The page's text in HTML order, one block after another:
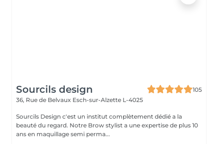
Sourcils design
105
36, Rue de Belvaux Esch-sur-Alzette L-4025
Sourcils Design c'est un institut complètement dédié a la
beauté du regard. Notre Brow stylist a une expertise de plus 10
ans en maquillage semi perma...